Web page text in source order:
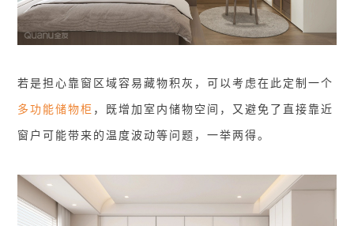
若是担心靠窗区域容易藏物积灰，可以考虑在此定制一个
多功能储物柜 ，既增加室内储物空间，又避免了直接靠近
窗户可能带来的温度波动等问题，一举两得。